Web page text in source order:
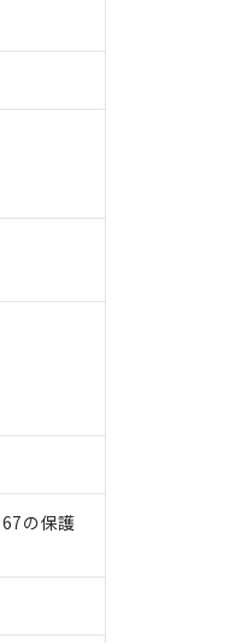
の保護